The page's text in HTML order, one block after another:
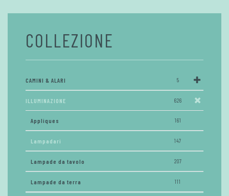
COLLEZIONE
CAMINI & ALARI 5
ILLUMINAZIONE 626
Appliques 161
Lampadari 147
Lampade da tavolo 207
Lampade da terra 111